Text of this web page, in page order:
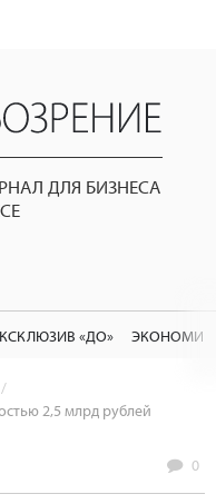
ДЛЯ БИЗНЕСА
«ДО»
2,5 млрд рублей
0